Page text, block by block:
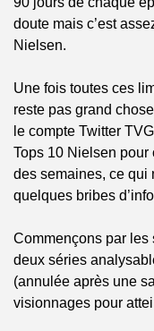
doute mais c’est
Nielsen.
Une fois toutes ces
reste pas grand
le compte Twitter
Tops 10 Nielsen pour
des semaines, ce qui
quelques bribes
Commençons par les
deux séries
(annulée après une
visionnages pour